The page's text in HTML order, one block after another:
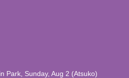
Park, Sunday, Aug 2 (Atsuko)